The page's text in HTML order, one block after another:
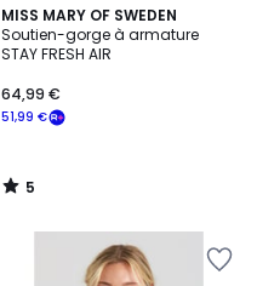
MISS MARY OF SWEDEN
Soutien-gorge à armature
STAY FRESH AIR
51,99 €
64,99 €
5
/
5
5
/